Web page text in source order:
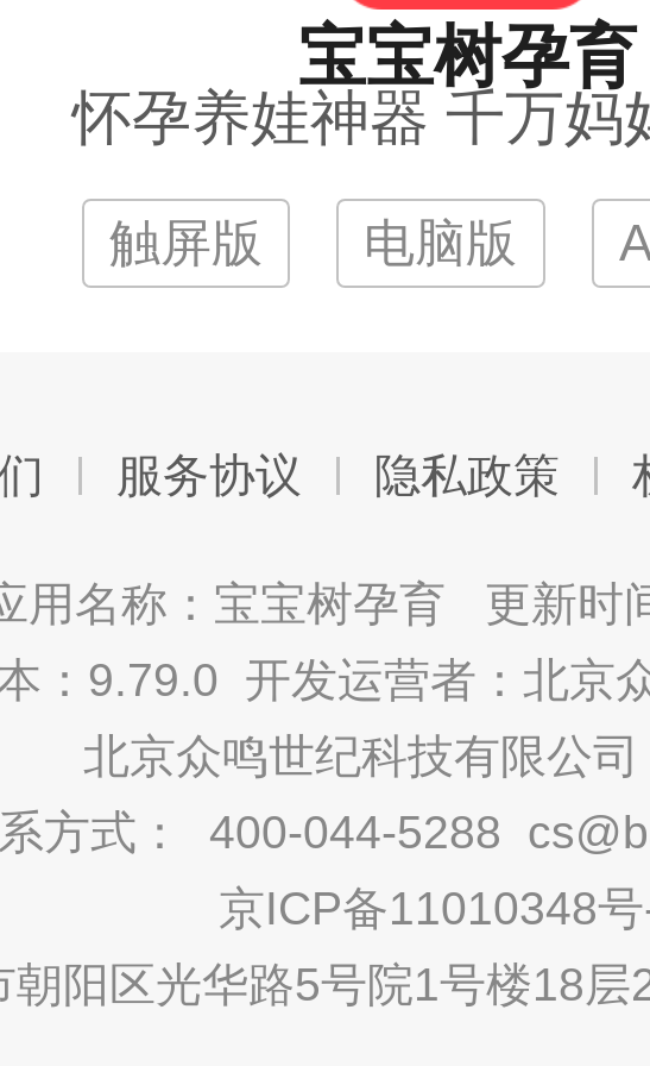
宝宝树孕育
怀孕养娃神器 千万妈
触屏版 电脑版
服务协议 隐私政策
用名称：宝宝树孕育 更新时
：9.79.0 开发运营者：北京
北京众鸣世纪科技有限公
方式： 400-044-5288
京ICP备11010348
朝阳区光华路5号院1号楼18